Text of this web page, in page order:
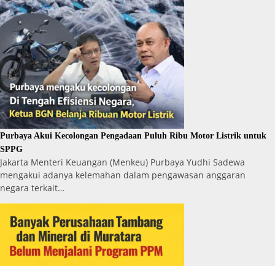
Purbaya Akui Kecolongan Pengadaan Puluh Ribu Motor Listrik untuk
SPPG
Jakarta Menteri Keuangan (Menkeu) Purbaya Yudhi Sadewa
mengakui adanya kelemahan dalam pengawasan anggaran
negara terkait…